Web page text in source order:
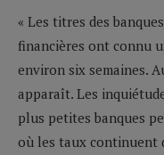
« Les titres des
financières ont connu
environ six semaines.
apparaît. Les
plus petites banques
où les taux continuent